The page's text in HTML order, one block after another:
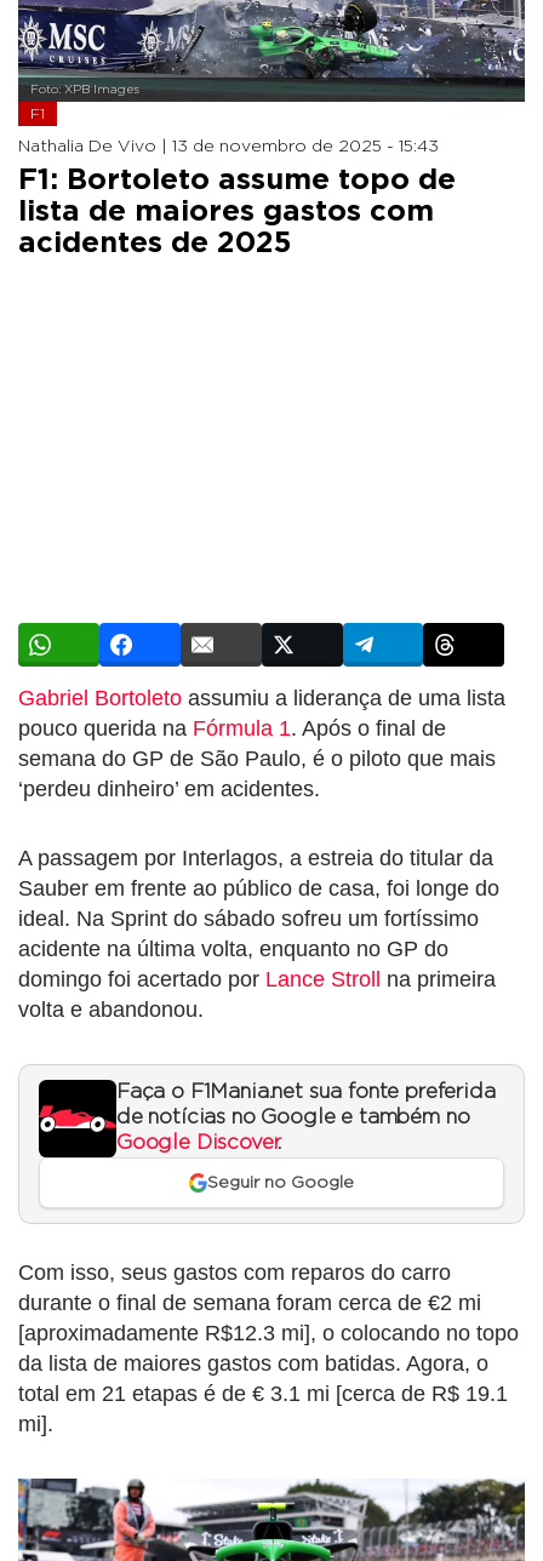
Foto: XPB Images
F1
Nathalia De Vivo | 13 de novembro de 2025 - 15:43
F1: Bortoleto assume topo de
lista de maiores gastos com
acidentes de 2025
Gabriel Bortoleto assumiu a liderança de uma lista
pouco querida na Fórmula 1. Após o final de
semana do GP de São Paulo, é o piloto que mais
‘perdeu dinheiro’ em acidentes.
A passagem por Interlagos, a estreia do titular da
Sauber em frente ao público de casa, foi longe do
ideal. Na Sprint do sábado sofreu um fortíssimo
acidente na última volta, enquanto no GP do
domingo foi acertado por Lance Stroll na primeira
volta e abandonou.
Faça o F1Mania.net sua fonte preferida
de notícias no Google e também no
Google Discover.
Seguir no Google
Com isso, seus gastos com reparos do carro
durante o final de semana foram cerca de €2 mi
[aproximadamente R$12.3 mi], o colocando no topo
da lista de maiores gastos com batidas. Agora, o
total em 21 etapas é de € 3.1 mi [cerca de R$ 19.1
mi].